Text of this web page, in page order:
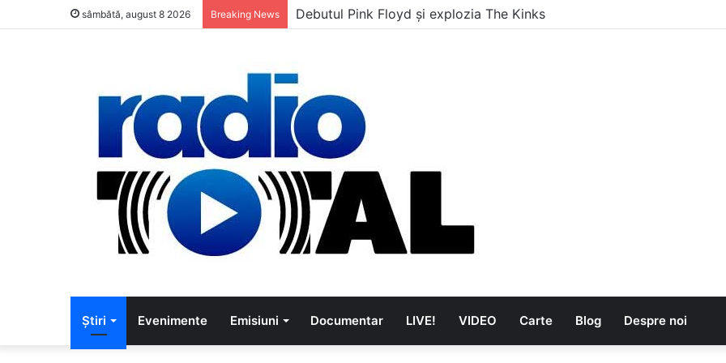
sâmbătă, august 8 2026 Breaking News 5 muzicieni care au dus muzica tradițională românească la un alt nivel
Știri Evenimente Emisiuni Documentar LIVE! VIDEO Carte Blog Despre noi